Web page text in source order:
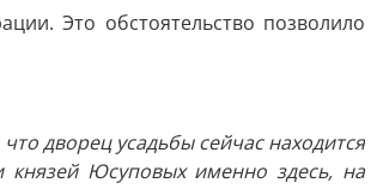
Это обстоятельство позволило
дворец усадьбы сейчас находится
князей Юсуповых именно здесь, на